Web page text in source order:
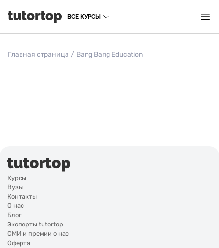
ВСЕ КУРСЫ
Главная страница / Bang Bang Education
Курсы
Вузы
Контакты
О нас
Блог
Эксперты tutortop
СМИ и премии о нас
Оферта